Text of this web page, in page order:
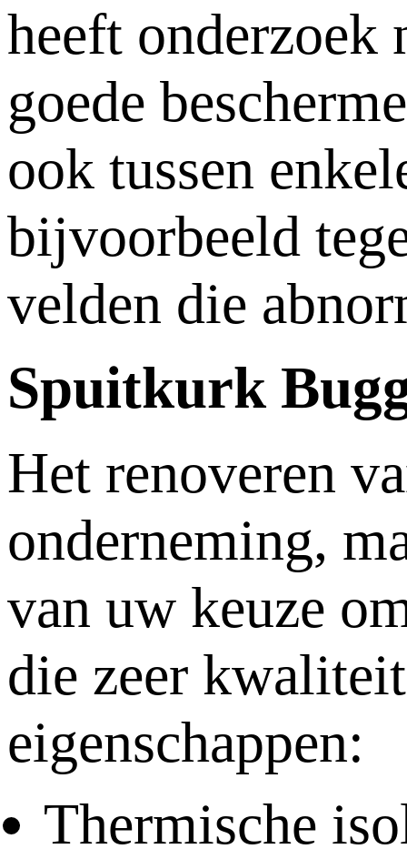
heeft onderzoek
goede
ook tussen
bijvoorbeeld
velden die
Spuitkurk
Het renoveren
onderneming,
van uw keuze
die zeer
eigenschappen:
Thermische